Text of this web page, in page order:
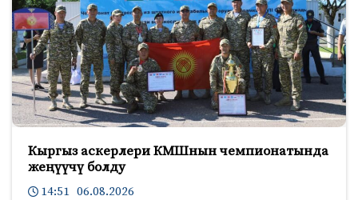
Кыргыз аскерлери КМШнын чемпионатында
жеңүүчү болду
14:51 06.08.2026